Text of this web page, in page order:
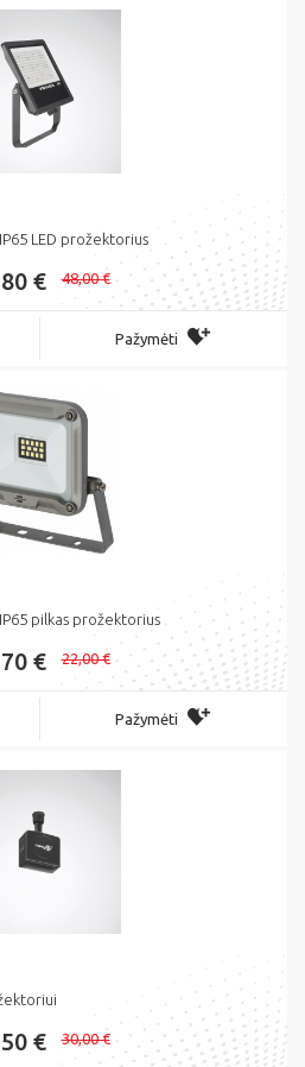
LED prožektorius
€ 48,00 €
Pažymėti
IP65 pilkas prožektorius
€ 22,00 €
Pažymėti
€ 30,00 €